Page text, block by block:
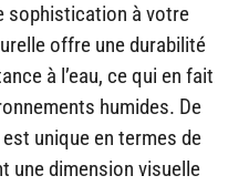
sophistication à votre
offre une durabilité
à l’eau, ce qui en fait
humides. De
unique en termes de
une dimension visuelle